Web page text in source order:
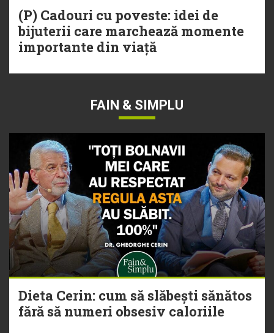
(P) Cadouri cu poveste: idei de
bijuterii care marchează momente
importante din viață
FAIN & SIMPLU
Dieta Cerin: cum să slăbești sănătos
fără să numeri obsesiv caloriile